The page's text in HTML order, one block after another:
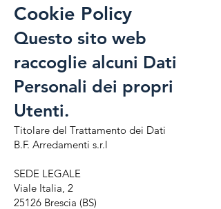
Cookie Policy
Questo sito web
raccoglie alcuni Dati
Personali dei propri
Utenti.
Titolare del Trattamento dei Dati
B.F. Arredamenti s.r.l
SEDE LEGALE
Viale Italia, 2
25126 Brescia (BS)